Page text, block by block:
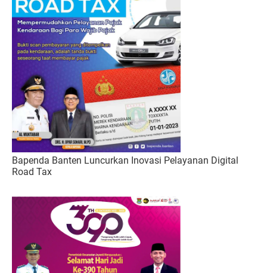
Bapenda Banten Luncurkan Inovasi Pelayanan Digital
Road Tax